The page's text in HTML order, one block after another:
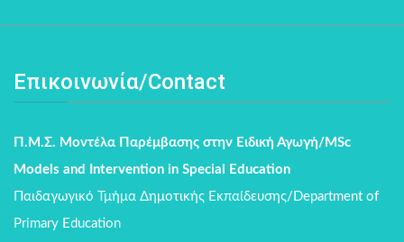
Επικοινωνία/Contact
Π.Μ.Σ. Μοντέλα Παρέμβασης στην Ειδική Αγωγή/MSc
Models and Intervention in Special Education
Παιδαγωγικό Τμήμα Δημοτικής Εκπαίδευσης/Department of
Primary Education